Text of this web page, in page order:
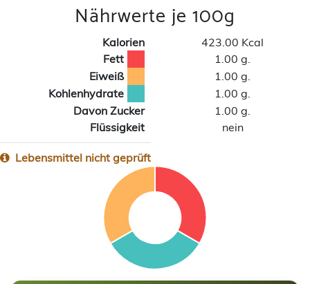
Nährwerte je 100g
Kalorien
423.00 Kcal
Fett
1.00 g.
Eiweiß
1.00 g.
Kohlenhydrate
1.00 g.
Davon Zucker
1.00 g.
Flüssigkeit
nein
Lebensmittel nicht geprüft